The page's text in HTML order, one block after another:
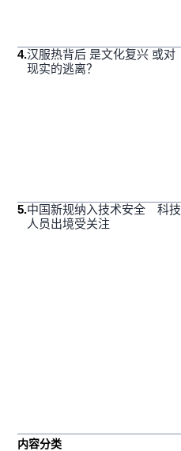
4.汉服热背后 是文化复兴 或对
现实的逃离？
5.中国新规纳入技术安全 科技
人员出境受关注
内容分类